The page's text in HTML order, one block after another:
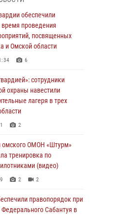
«Каникулы с
в Омской
1
тренировка по
(видео)
2 2
безопасность
2
участие в крестном
6
обеспечили
проведения
посвященных
и Омской области
6
сотрудники
охраны навестили
лагеря в трех
2
омского ОМОН «Штурм»
тренировка по
(видео)
2 2
правопорядок при
Сабантуя в